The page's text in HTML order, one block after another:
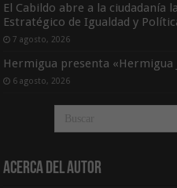
El Cabildo abre a la ciudadanía
Estratégico de Igualdad y
7 agosto, 2026
Hermigua presenta «Hermigua
6 agosto, 2026
Acerca del Autor